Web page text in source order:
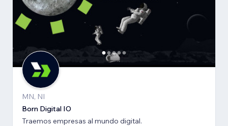
MN, NI
Born Digital IO
Traemos empresas al mundo digital.